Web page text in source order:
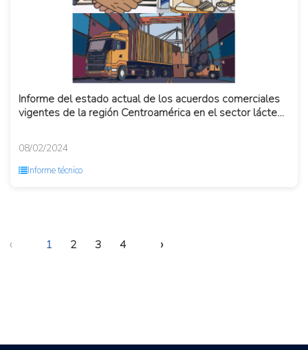
Informe del estado actual de los acuerdos comerciales
vigentes de la región Centroamérica en el sector lácteo:
08/02/2024
Informe técnico
‹ 1 2 3 4 ›